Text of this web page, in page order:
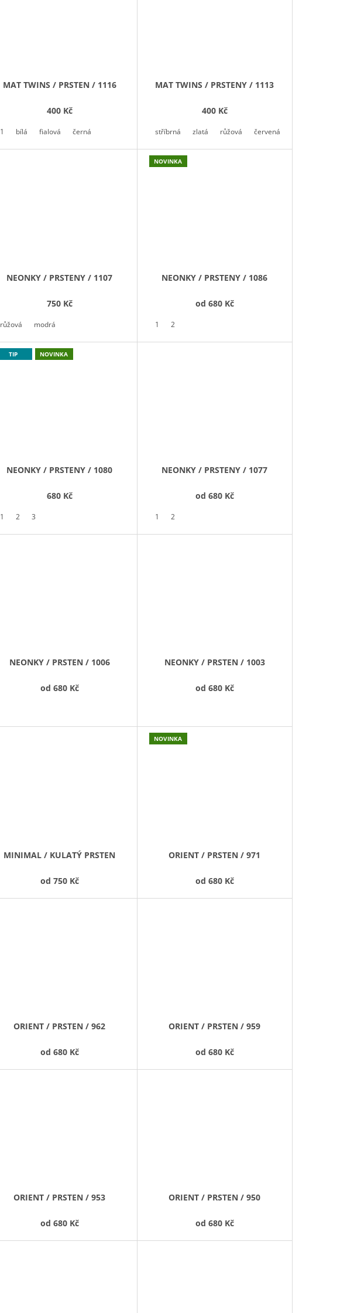
MAT TWINS / PRSTEN / 1116
400 Kč
1 bílá fialová černá
MAT TWINS / PRSTENY / 1113
400 Kč
stříbrná zlatá růžová červená
NEONKY / PRSTENY / 1107
750 Kč
růžová modrá
NOVINKA
NEONKY / PRSTENY / 1086
od 680 Kč
1 2
TIP NOVINKA
NEONKY / PRSTENY / 1080
680 Kč
1 2 3
NEONKY / PRSTENY / 1077
od 680 Kč
1 2
NEONKY / PRSTEN / 1006
od 680 Kč
NEONKY / PRSTEN / 1003
od 680 Kč
MINIMAL / KULATÝ PRSTEN
od 750 Kč
NOVINKA
ORIENT / PRSTEN / 971
od 680 Kč
ORIENT / PRSTEN / 962
od 680 Kč
ORIENT / PRSTEN / 959
od 680 Kč
ORIENT / PRSTEN / 953
od 680 Kč
ORIENT / PRSTEN / 950
od 680 Kč